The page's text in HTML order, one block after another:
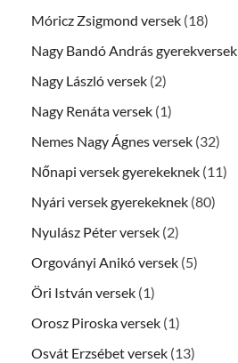
Móricz Zsigmond versek (18)
Nagy Bandó András gyerekversek
Nagy László versek (2)
Nagy Renáta versek (1)
Nemes Nagy Ágnes versek (32)
Nőnapi versek gyerekeknek (11)
Nyári versek gyerekeknek (80)
Nyulász Péter versek (2)
Orgoványi Anikó versek (5)
Öri István versek (1)
Orosz Piroska versek (1)
Osvát Erzsébet versek (13)